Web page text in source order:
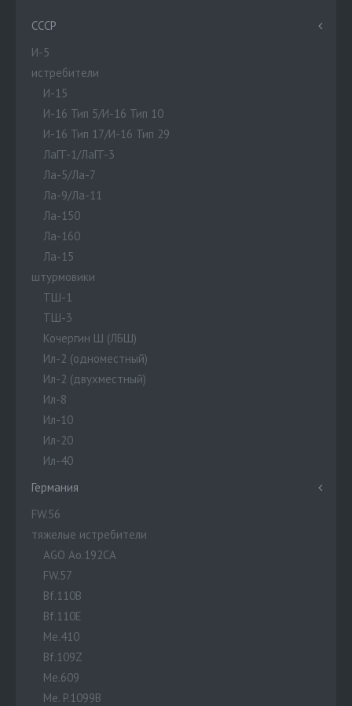
СССР
И-5
истребители
И-15
И-16 Тип 5/И-16 Тип 10
И-16 Тип 17/И-16 Тип 29
ЛаГГ-1/ЛаГГ-3
Ла-5/Ла-7
Ла-9/Ла-11
Ла-150
Ла-160
Ла-15
штурмовики
ТШ-1
ТШ-3
Кочергин Ш (ЛБШ)
Ил-2 (одноместный)
Ил-2 (двухместный)
Ил-8
Ил-10
Ил-20
Ил-40
Германия
FW.56
тяжелые истребители
AGO Ao.192CA
FW.57
Bf.110B
Bf.110E
Me.410
Bf.109Z
Me.609
Me. P.1099B